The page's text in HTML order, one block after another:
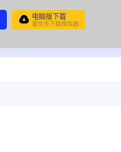
电脑版下载
需优先下载模拟器